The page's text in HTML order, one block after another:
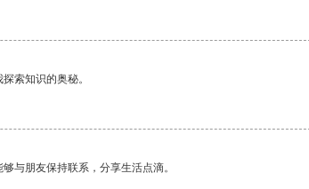
索知识的奥秘。
与朋友保持联系，分享生活点滴。